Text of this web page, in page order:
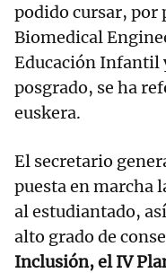
podido cursar, por
Biomedical
Educación Infantil
posgrado, se ha
euskera.
El secretario
puesta en marcha
al estudiantado,
alto grado de
Inclusión, el IV